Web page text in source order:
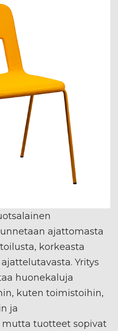
ajattomasta
korkeasta
Yritys
huonekaluja
kuten toimistoihin,
ja
tuotteet sopivat